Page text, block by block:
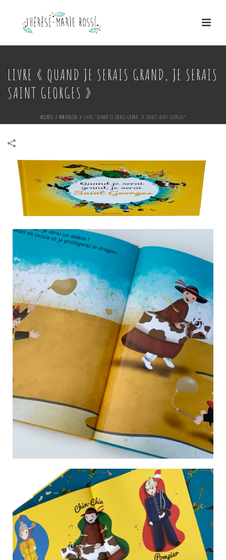
LIVRE « QUAND JE SERAIS GRAND, JE SERAIS
SAINT GEORGES »
ACCUEIL » PORTFOLIOS » LIVRE “QUAND JE SERAIS GRAND, JE SERAIS SAINT GEORGES”